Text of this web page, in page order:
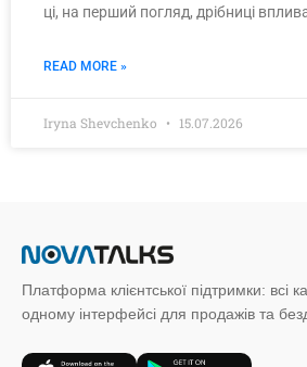
ці, на перший погляд, дрібниці
READ MORE »
Iryna Shevchenko 15.07.2026
Платформа клієнтської підтримки: всі
одному інтерфейсі для продажів та